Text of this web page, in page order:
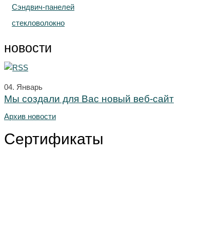
Сэндвич-панелей
стекловолокно
новости
04. Январь
Мы создали для Вас новый веб-сайт
Архив новости
Сертификаты